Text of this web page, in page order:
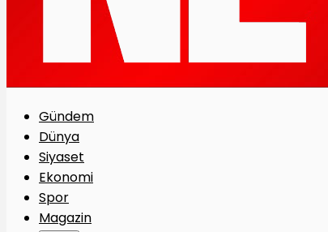
Gündem
Dünya
Siyaset
Ekonomi
Spor
Magazin